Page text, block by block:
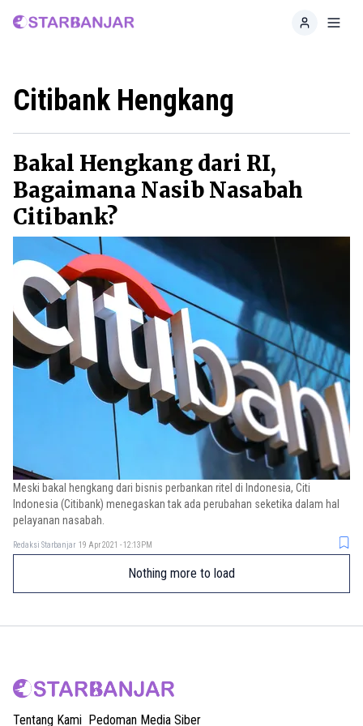
Home
Citibank Hengkang
Bakal Hengkang dari RI,
Bagaimana Nasib Nasabah
Citibank?
Meski bakal hengkang dari bisnis perbankan ritel di Indonesia, Citi
Indonesia (Citibank) menegaskan tak ada perubahan seketika dalam hal
pelayanan nasabah.
Redaksi Starbanjar 19 Apr 2021 - 12:13PM
Nothing more to load
Tentang Kami Pedoman Media Siber